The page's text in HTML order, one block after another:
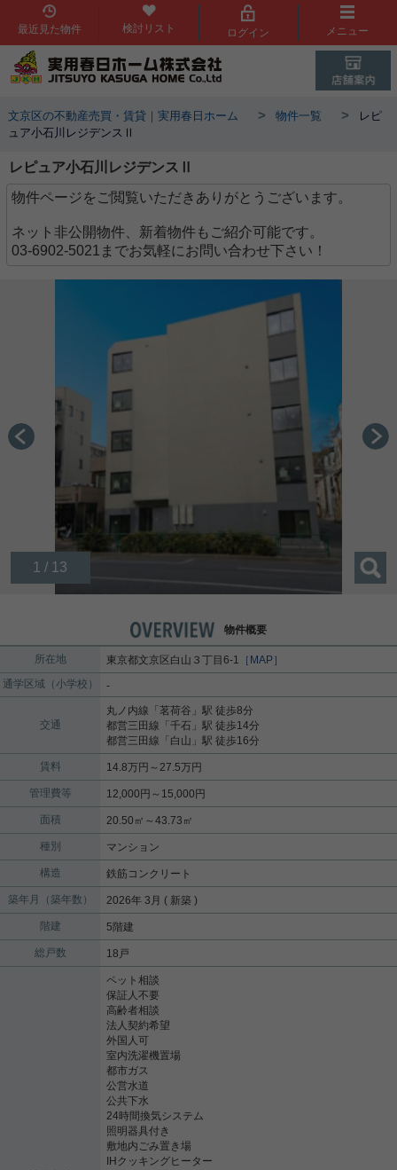
最近見た物件 検討リスト ログイン メニュー
文京区の不動産売買・賃貸｜実用春日ホーム > 物件一覧 >
レピ
ュア小石川レジデンスⅡ
レピュア小石川レジデンスⅡ
物件ページをご閲覧いただきありがとうございます。
ネット非公開物件、新着物件もご紹介可能です。
03-6902-5021までお気軽にお問い合わせ下さい！
1 / 13
物件概要
所在地 東京都文京区白山 ３丁目6-1
［MAP］
通学区域（小学校）
-
交通
丸ノ内線 「茗荷谷 」駅 徒歩8分
都営三田線 「千石 」駅 徒歩14分
都営三田線 「白山 」駅 徒歩16分
賃料 14.8万円～27.5万円
管理費等 12,000円～15,000円
面積 20.50㎡～43.73㎡
種別 マンション
構造 鉄筋コンクリート
築年月（築年数） 2026年 3月 ( 新築 )
階建 5階建
総戸数 18戸
ペット相談
保証人不要
高齢者相談
法人契約希望
外国人可
室内洗濯機置場
都市ガス
公営水道
公共下水
24時間換気システム
照明器具付き
敷地内ごみ置き場
IHクッキングヒーター